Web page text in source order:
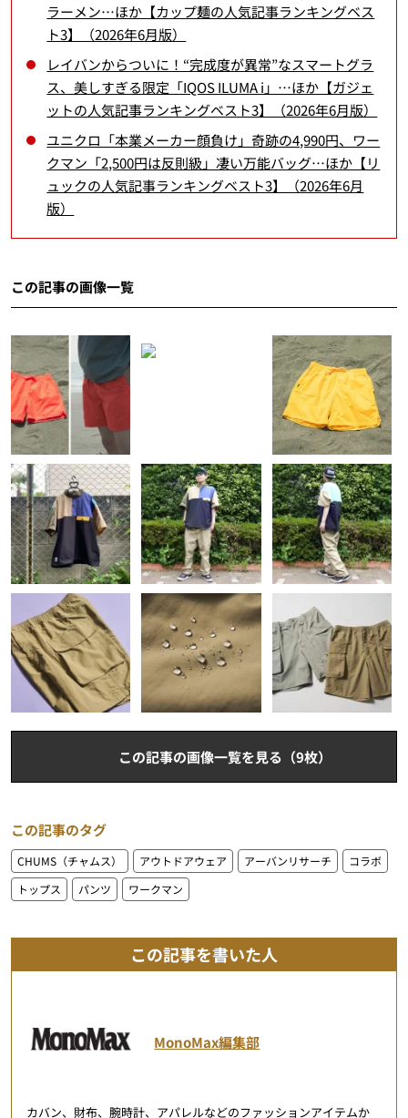
ラーメン…ほか【カップ麺の人気記事ランキングベス
ト3】（2026年6月版）
レイバンからついに！“完成度が異常”なスマートグラ
ス、美しすぎる限定「IQOS ILUMA i」…ほか【ガジェ
ットの人気記事ランキングベスト3】（2026年6月版）
ユニクロ「本業メーカー顔負け」奇跡の4,990円、ワー
クマン「2,500円は反則級」凄い万能バッグ…ほか【リ
ュックの人気記事ランキングベスト3】（2026年6月
版）
この記事の画像一覧
この記事の画像一覧を見る（9枚）
この記事のタグ
CHUMS（チャムス） アウトドアウェア アーバンリサーチ
コラボ
トップス
パンツ ワークマン
この記事を書いた人
MonoMax編集部
カバン、財布、腕時計、アパレルなどのファッションアイテムか